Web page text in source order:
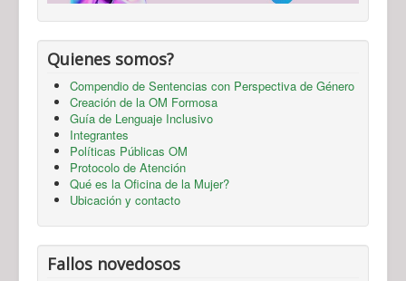
Quienes somos?
Compendio de Sentencias con Perspectiva de Género
Creación de la OM Formosa
Guía de Lenguaje Inclusivo
Integrantes
Políticas Públicas OM
Protocolo de Atención
Qué es la Oficina de la Mujer?
Ubicación y contacto
Fallos novedosos